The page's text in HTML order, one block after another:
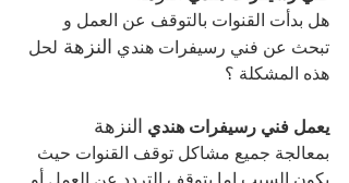
هل بدأت القنوات بالتوقف عن العمل و
تبحث عن فني رسيفرات هندي النزهة لحل
هذه المشكلة ؟
يعمل فني رسيفرات هندي النزهة
بمعالجة جميع مشاكل توقف القنوات حيث